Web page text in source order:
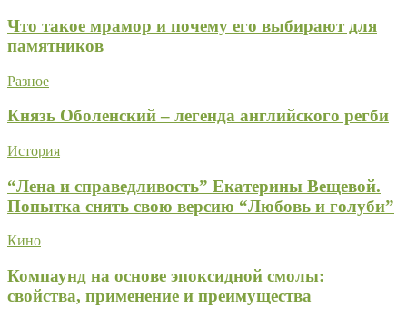
Что такое мрамор и почему его выбирают для
памятников
Разное
Князь Оболенский – легенда английского регби
История
“Лена и справедливость” Екатерины Вещевой.
Попытка снять свою версию “Любовь и голуби”
Кино
Компаунд на основе эпоксидной смолы:
свойства, применение и преимущества